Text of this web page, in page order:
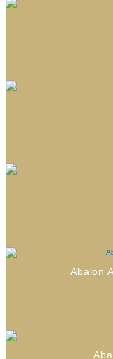
Abalon